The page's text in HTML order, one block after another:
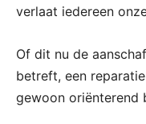
verlaat iedereen
Of dit nu de
betreft, een
gewoon oriënterend